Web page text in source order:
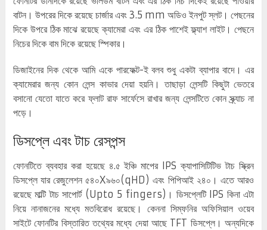
বাটন। উপরের দিকে রয়েছে চার্জার এবং 3.5 mm অডিও ইনপুট স্লট। পেছনের
দিকে উপরে ঠিক মাঝে রয়েছে ক্যামেরা এবং এর ঠিক পাশেই ফ্ল্যাশ লাইট। পেছনে
নিচের দিকে বাম দিকে রয়েছে স্পিকার।
ডিজাইনের দিক থেকে আমি একে পারফেক্ট-ই বলব শুধু একটা ব্যাপার বাদে। এর
ক্যামেরার জন্য কোন লেন্স কাভার দেয়া হয়নি। তাছাড়া লেন্সটি কিছুটা ভেতরে
বসানো যেতো যাতে করে ফ্লাট রাফ সার্ফেসে রাখার জন্য লেন্সটিতে কোন স্ক্র্যাচ না
পড়ে।
ডিসপ্লে এবং টাচ রেসপন্স
ফোনটিতে ব্যবহার করা হয়েছে ৪.৫ ইঞ্চি মাপের IPS ক্যাপাসিটিটিভ টাচ স্ক্রিন
ডিসপ্লে যার রেজুলেশন ৫৪০X৯৬০(qHD) এবং পিপিআই ২৪০। এতে আরও
রয়েছে মাল্টি টাচ সাপোর্ট (Upto 5 fingers)। ডিসপ্লেটি IPS কিনা এটা
নিয়ে নানাজনের মধ্যে মতবিরোধ রয়েছে। কেননা সিম্ফনির অফিসিয়াল ওয়েব
সাইটে ফোনটির বিস্তারিত তথ্যের মধ্যে দেয়া আছে TFT ডিসপ্লে। অন্যদিকে